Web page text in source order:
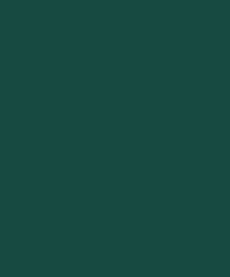
A Vouti beach megközelítéséhez nem árt tudni, hogy az ide
önkormányzat 2019-ben Voutira vezető hepehupás út nagy részét
minőségben, a járművet jobban kímélve vált megközelíthetővé. Az
A Voutihoz levezető út szűk keresztmetszete a betonozást követően
A földutas részek miatt a bérautóknál a biztosítások
,